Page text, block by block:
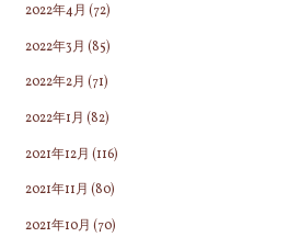
2022年4月 (72)
2022年3月 (85)
2022年2月 (71)
2022年1月 (82)
2021年12月 (116)
2021年11月 (80)
2021年10月 (70)